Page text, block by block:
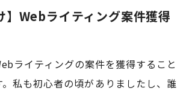
】Webライティング案件獲得
ライティングの案件を獲得すること
私も初心者の頃がありましたし、誰